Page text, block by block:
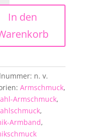
In den
n. v.
Armschmuck,
Armschmuck,
,
Armband,